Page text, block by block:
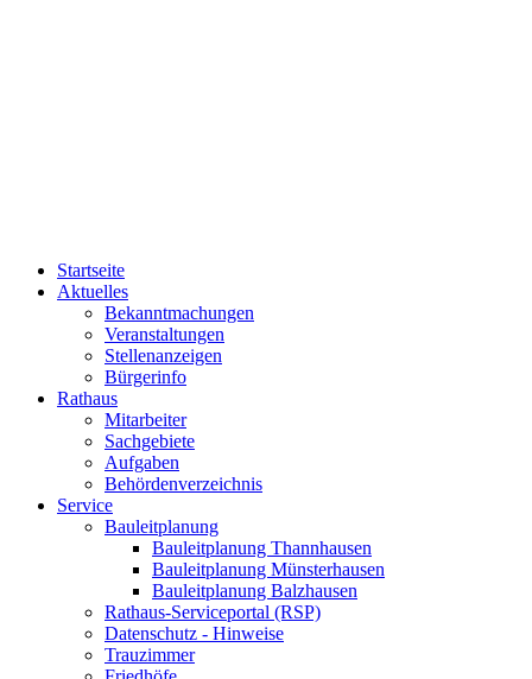
Startseite
Aktuelles
Bekanntmachungen
Veranstaltungen
Stellenanzeigen
Bürgerinfo
Rathaus
Mitarbeiter
Sachgebiete
Aufgaben
Behördenverzeichnis
Service
Bauleitplanung
Bauleitplanung Thannhausen
Bauleitplanung Münsterhausen
Bauleitplanung Balzhausen
Rathaus-Serviceportal (RSP)
Datenschutz - Hinweise
Trauzimmer